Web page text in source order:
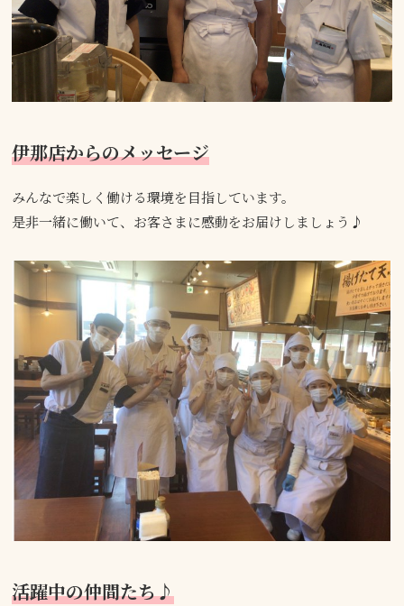
伊那店からのメッセージ
みんなで楽しく働ける環境を目指しています。
是非一緒に働いて、お客さまに感動をお届けしましょう♪
活躍中の仲間たち♪